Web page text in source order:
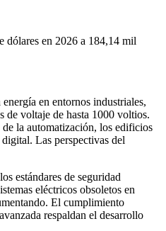
dólares en 2026 a 184,14 mil
en entornos industriales,
de voltaje de hasta 1000 voltios.
la automatización, los edificios
Las perspectivas del
estándares de seguridad
eléctricos obsoletos en
El cumplimiento
respaldan el desarrollo